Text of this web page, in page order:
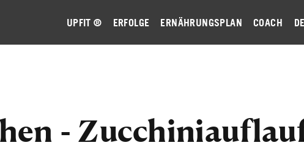
UPFIT ® ERFOLGE ERNÄHRUNGSPLAN COACH
-